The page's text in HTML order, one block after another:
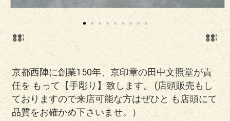
京都西陣に創業150年、京印章の田中文照堂が責
任を もって【手彫り】致します。 (店頭販売もし
ておりますので来店可能な方はぜひと も店頭にて
品質をお確かめ下さいませ。）